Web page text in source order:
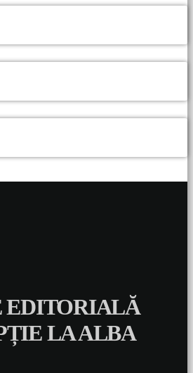
EDITORIALĂ
LA ALBA